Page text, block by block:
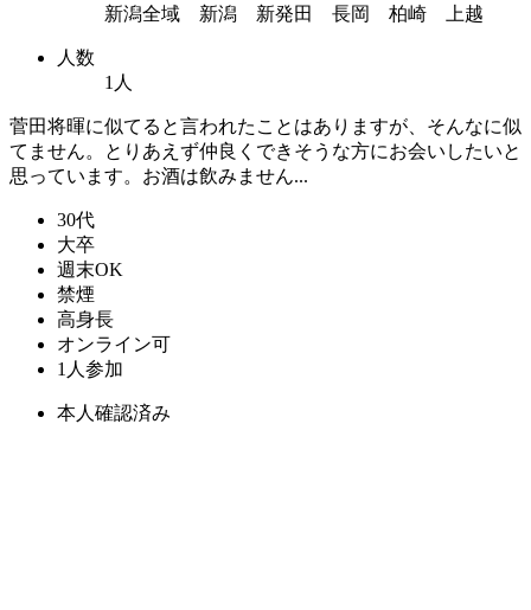
新潟全域 新潟 新発田 長岡 柏崎 上越
人数
1人
菅田将暉に似てると言われたことはありますが、そんなに似
てません。とりあえず仲良くできそうな方にお会いしたいと
思っています。お酒は飲みません...
30代
大卒
週末OK
禁煙
高身長
オンライン可
1人参加
本人確認済み